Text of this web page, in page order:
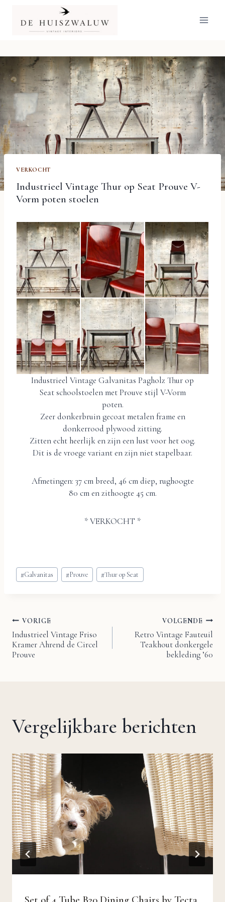
inhoud
VERKOCHT
Industrieel Vintage Thur op Seat Prouve V-
Vorm poten stoelen
Industrieel Vintage Galvanitas Pagholz Thur op
Seat schoolstoelen met Prouve stijl V-Vorm
poten.
Zeer donkerbruin gecoat metalen frame en
donkerrood plywood zitting.
Zitten echt heerlijk en zijn een lust voor het oog.
Dit is de vroege variant en zijn niet stapelbaar.
Afmetingen: 37 cm breed, 46 cm diep, rughoogte
80 cm en zithoogte 45 cm.
* VERKOCHT *
Bericht
tags:
#Galvanitas #Prouve #Thur op Seat
Bericht
navigatie
VORIGE
Industrieel Vintage Friso
Kramer Ahrend de Circel
Prouve
VOLGENDE
Retro Vintage Fauteuil
Teakhout donkergele
bekleding ’60
Vergelijkbare berichten